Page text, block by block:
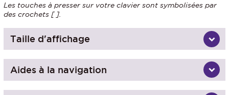
Les touches à presser sur votre clavier sont symbolisées par
des crochets [ ].
Taille d'affichage
Aides à la navigation